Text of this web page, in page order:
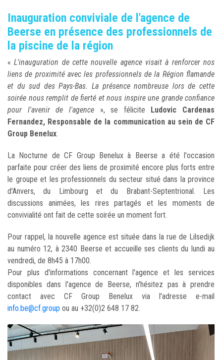
Inauguration conviviale de l'agence de
Beerse en présence des professionnels de
la piscine de la région
«L'inauguration de cette nouvelle agence visait à renforcer nos
liens de proximité avec les professionnels de la Région flamande
et du sud des Pays-Bas. La présence nombreuse lors de cette
soirée nous remplit de fierté et nous inspire une grande confiance
pour l'avenir de l'agence», se félicite Ludovic Cardenas
Fernandez, Responsable de la communication au sein de CF
Group Benelux
La Nocturne de CF Group Benelux à Beerse a été l'occasion
parfaite pour créer des liens de proximité encore plus forts entre
le groupe et les professionnels du secteur situé dans la province
d'Anvers, du Limbourg et du Brabant-Septentrional. Les
discussions animées, les rires partagés et les moments de
convivialité ont fait de cette soirée un moment fort.
Pour rappel, la nouvelle agence est située dans la rue de Lilsedijk
au numéro 12, à 2340 Beerse et accueille ses clients du lundi au
vendredi, de 8h45 à 17h00.
Pour plus d'informations concernant l'agence et les services
disponibles dans l'agence de Beerse, n'hésitez pas à prendre
contact avec CF Group Benelux via l'adresse e-mail
info.be@cf.group ou au +32(0)2 648 17 82.